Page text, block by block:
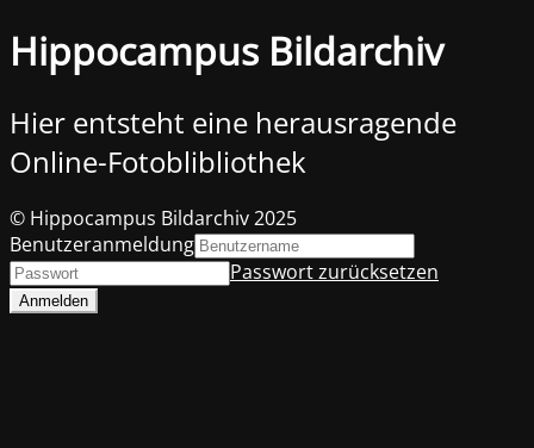
Hippocampus Bildarchiv
Hier entsteht eine herausragende
Online-Fotoblibliothek
© Hippocampus Bildarchiv 2025
Benutzeranmeldung
Passwort zurücksetzen